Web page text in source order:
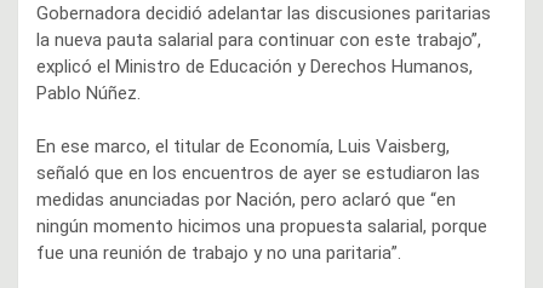
Gobernadora decidió adelantar las discusiones paritarias
la nueva pauta salarial para continuar con este trabajo”,
explicó el Ministro de Educación y Derechos Humanos,
Pablo Núñez.
En ese marco, el titular de Economía, Luis Vaisberg,
señaló que en los encuentros de ayer se estudiaron las
medidas anunciadas por Nación, pero aclaró que “en
ningún momento hicimos una propuesta salarial, porque
fue una reunión de trabajo y no una paritaria”.